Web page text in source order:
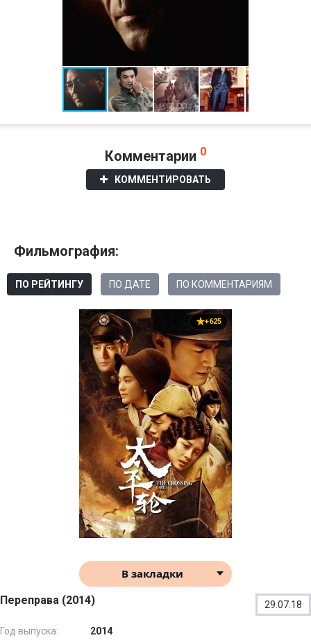
Комментарии 0
КОММЕНТИРОВАТЬ
Фильмография:
ПО РЕЙТИНГУ ПО ДАТЕ ПО КОММЕНТАРИЯМ
+625
В закладки
Переправа (2014) 29.07.18
Год выпуска:
2014